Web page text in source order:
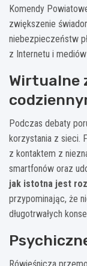
Komendy
zwiększenie
niebezpieczeństw
z Internetu i
Wirtualne
Podczas debaty
korzystania z sieci.
z kontaktem z
smartfonów oraz
jak istotna jest
przypominając, że
długotrwałych